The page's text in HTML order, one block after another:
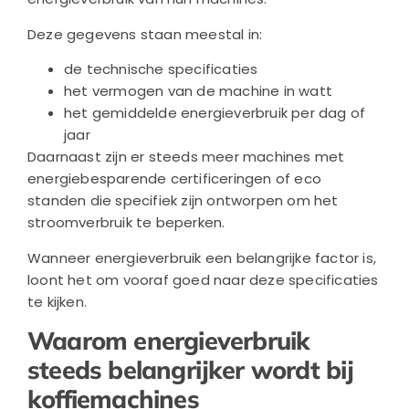
Deze gegevens staan meestal in:
de technische specificaties
het vermogen van de machine in watt
het gemiddelde energieverbruik per dag of
jaar
Daarnaast zijn er steeds meer machines met
energiebesparende certificeringen of eco
standen die specifiek zijn ontworpen om het
stroomverbruik te beperken.
Wanneer energieverbruik een belangrijke factor is,
loont het om vooraf goed naar deze specificaties
te kijken.
Waarom energieverbruik
steeds belangrijker wordt bij
koffiemachines